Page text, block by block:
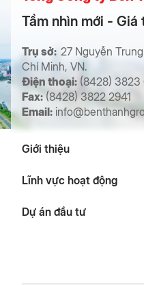
Tầm nhìn mới - Giá
Trụ sở: 27 Nguyễn
Chí Minh, VN.
Điện thoại: (8428) 3823
Fax:(8428) 3822 2941
Email:
Giới thiệu
Lĩnh vực hoạt động
Dự án đầu tư